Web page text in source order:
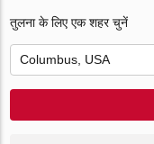
तुलना के लिए एक शहर चुनें